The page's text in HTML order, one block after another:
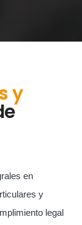
y
en
y
legal